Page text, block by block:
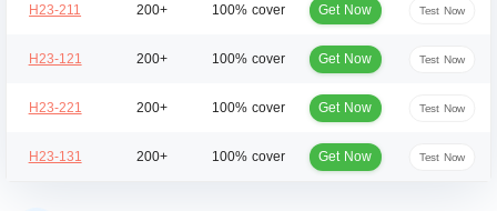
H23-211 200+ 100% cover Get Now Test Now
H23-121 200+ 100% cover Get Now Test Now
H23-221 200+ 100% cover Get Now Test Now
H23-131 200+ 100% cover Get Now Test Now